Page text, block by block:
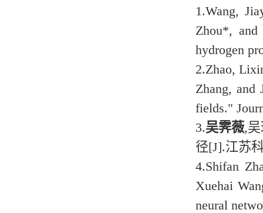
1.Wang,
Zhou*,
hydrogen
2.Zhao,
Zhang, and
fields."
3.吴霁薇,
径[J].江苏
4.Shifan
Xuehai
neural